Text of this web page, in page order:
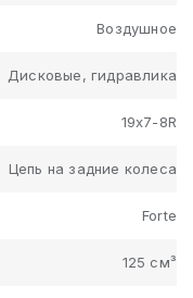
Воздушное
Дисковые, гидравлика
19х7-8R
Цепь на задние колеса
Forte
125 см³